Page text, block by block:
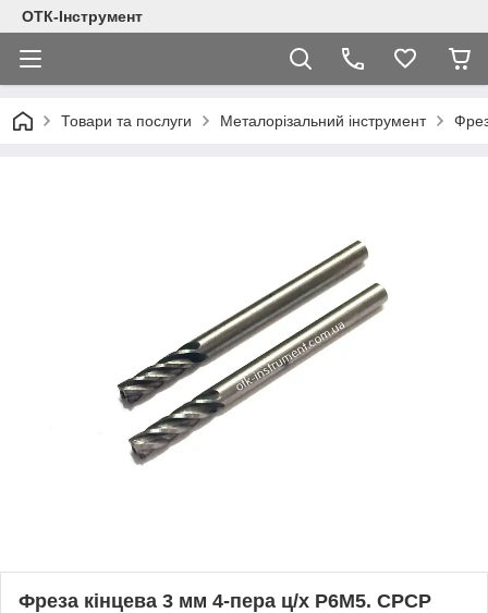
ОТК-Інструмент
Товари та послуги Металорізальний інструмент
Фреза кінцева 3 мм 4-пера ц/х Р6М5. СРСР